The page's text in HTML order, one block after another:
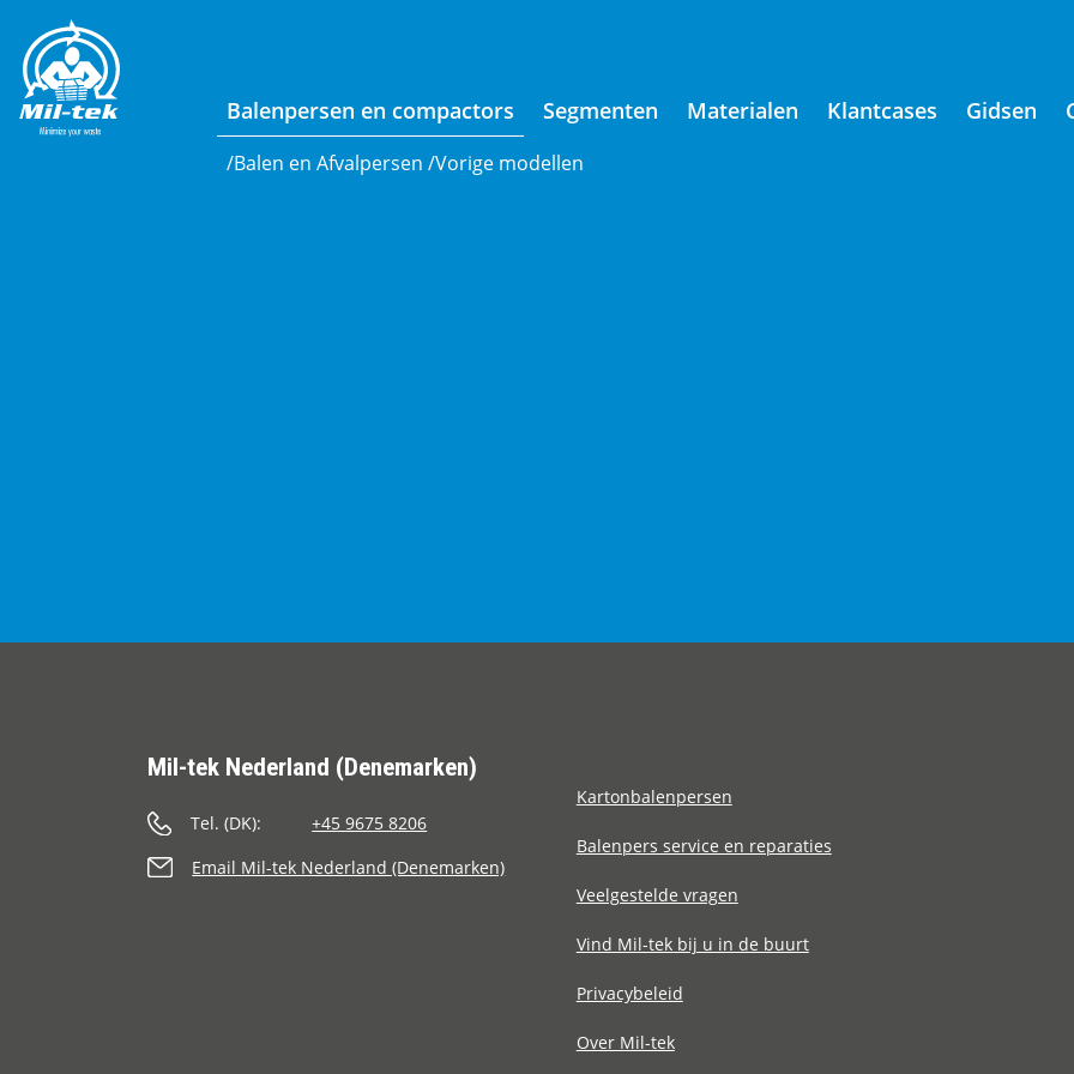
Balenpersen en compactors Segmenten Materialen Klantcases Gidsen
/Balen en Afvalpersen /Vorige modellen
Mil-tek Nederland (Denemarken)
Tel. (DK):
+45 9675 8206
Email Mil-tek Nederland (Denemarken)
Kartonbalenpersen
Balenpers service en reparaties
Veelgestelde vragen
Vind Mil-tek bij u in de buurt
Privacybeleid
Over Mil-tek